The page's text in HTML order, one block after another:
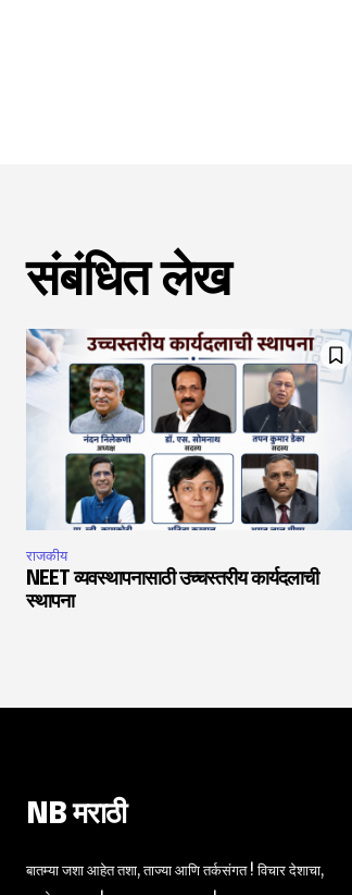
संबंधित लेख
राजकीय
NEET व्यवस्थापनासाठी उच्चस्तरीय कार्यदलाची
स्थापना
NB मराठी
बातम्या जशा आहेत तशा, ताज्या आणि तर्कसंगत ! विचार देशाचा,